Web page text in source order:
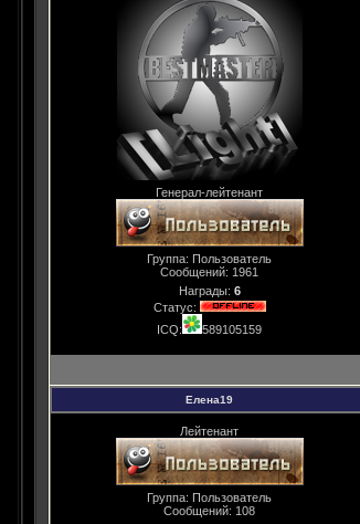
Генерал-лейтенант
Группа: Пользователь
Сообщений: 1961
Награды: 6
Статус:
ICQ:
589105159
Елена19
Лейтенант
Группа: Пользователь
Сообщений: 108